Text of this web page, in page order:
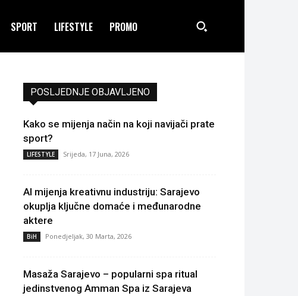
SPORT LIFESTYLE PROMO
POSLJEDNJE OBJAVLJENO
Kako se mijenja način na koji navijači prate
sport?
LIFESTYLE Srijeda, 17 Juna, 2026
AI mijenja kreativnu industriju: Sarajevo
okuplja ključne domaće i međunarodne
aktere
BiH Ponedjeljak, 30 Marta, 2026
Masaža Sarajevo – popularni spa ritual
jedinstvenog Amman Spa iz Sarajeva